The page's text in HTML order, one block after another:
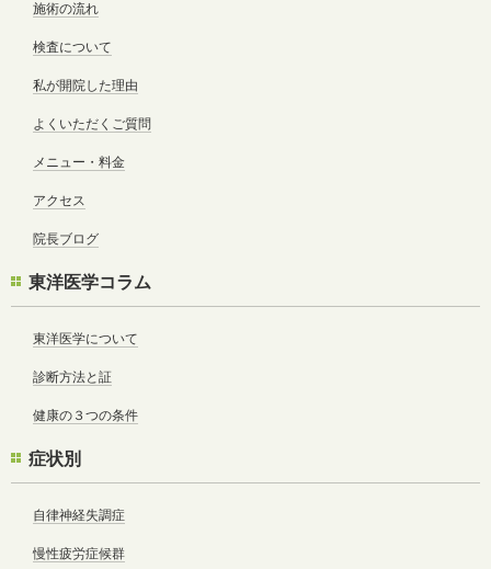
施術の流れ
検査について
私が開院した理由
よくいただくご質問
メニュー・料金
アクセス
院長ブログ
東洋医学コラム
東洋医学について
診断方法と証
健康の３つの条件
症状別
自律神経失調症
慢性疲労症候群